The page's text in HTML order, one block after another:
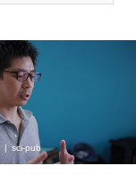
sci-pub